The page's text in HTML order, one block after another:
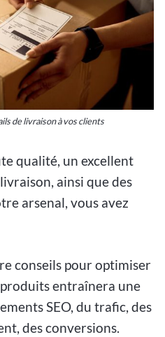
de livraison à vos clients
qualité, un excellent
ainsi que des
arsenal, vous avez
conseils pour optimiser
entraînera une
SEO, du trafic, des
des conversions.